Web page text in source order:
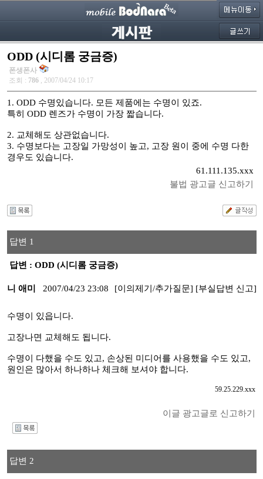
ODD (시디롬 궁금증)
폰생폰사
조회 : 786 , 2007/04/24 10:17
1. ODD 수명있습니다. 모든 제품에는 수명이 있죠.
특히 ODD 렌즈가 수명이 가장 짧습니다.
2. 교체해도 상관없습니다.
3. 수명보다는 고장일 가망성이 높고, 고장 원이 중에 수명 다한
경우도 있습니다.
61.111.135.xxx
불법 광고글 신고하기
답변 1
답변 : ODD (시디롬 궁금증)
니 애미 2007/04/23 23:08 [이의제기/추가질문] [부실답변 신고]
수명이 있읍니다.
고장나면 교체해도 됩니다.
수명이 다했을 수도 있고, 손상된 미디어를 사용했을 수도 있고,
원인은 많아서 하나하나 체크해 보셔야 합니다.
59.25.229.xxx
이글 광고글로 신고하기
답변 2